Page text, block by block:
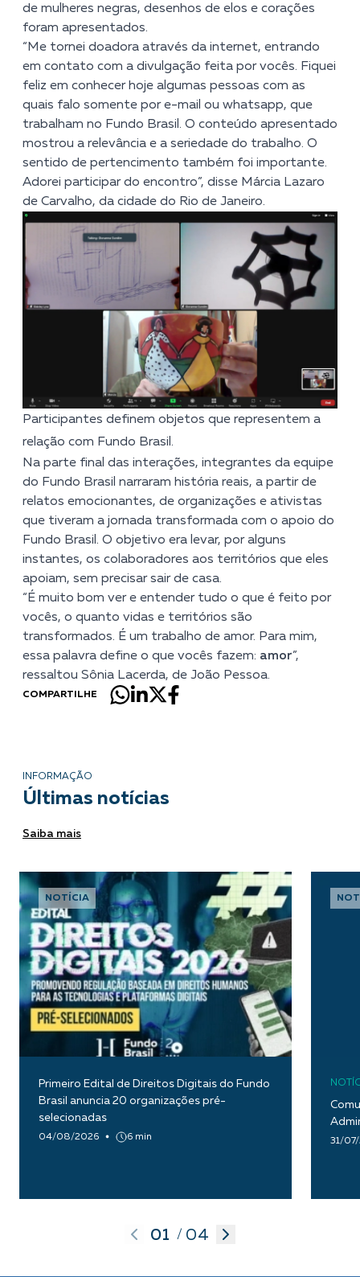
de mulheres negras, desenhos de elos e corações
foram apresentados.
“Me tornei doadora através da internet, entrando
em contato com a divulgação feita por vocês. Fiquei
feliz em conhecer hoje algumas pessoas com as
quais falo somente por e-mail ou whatsapp, que
trabalham no Fundo Brasil. O conteúdo apresentado
mostrou a relevância e a seriedade do trabalho. O
sentido de pertencimento também foi importante.
Adorei participar do encontro”, disse Márcia Lazaro
de Carvalho, da cidade do Rio de Janeiro.
Participantes definem objetos que representem a
relação com Fundo Brasil.
Na parte final das interações, integrantes da equipe
do Fundo Brasil narraram história reais, a partir de
relatos emocionantes, de organizações e ativistas
que tiveram a jornada transformada com o apoio do
Fundo Brasil. O objetivo era levar, por alguns
instantes, os colaboradores aos territórios que eles
apoiam, sem precisar sair de casa.
“É muito bom ver e entender tudo o que é feito por
vocês, o quanto vidas e territórios são
transformados. É um trabalho de amor. Para mim,
essa palavra define o que vocês fazem: amor”,
ressaltou Sônia Lacerda, de João Pessoa.
COMPARTILHE
INFORMAÇÃO
Últimas notícias
Saiba mais
NOTÍCIA
Primeiro Edital de Direitos Digitais do Fundo
Brasil anuncia 20 organizações pré-
selecionadas
04/08/2026 6 min 31/
01 / 04